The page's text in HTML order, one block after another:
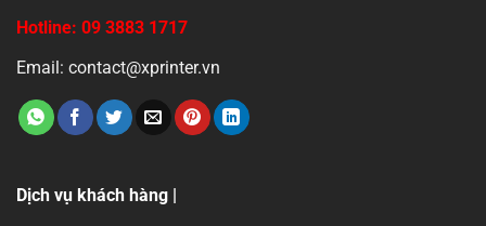
Hotline: 09 3883 1717
Email: contact@xprinter.vn
Dịch vụ khách hàng |